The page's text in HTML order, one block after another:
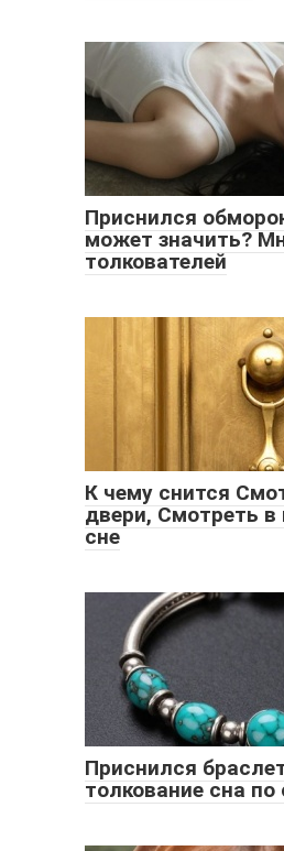
Приснился
может значить?
толкователей
К чему снится
двери, Смотреть в
сне
Приснился
толкование сна по